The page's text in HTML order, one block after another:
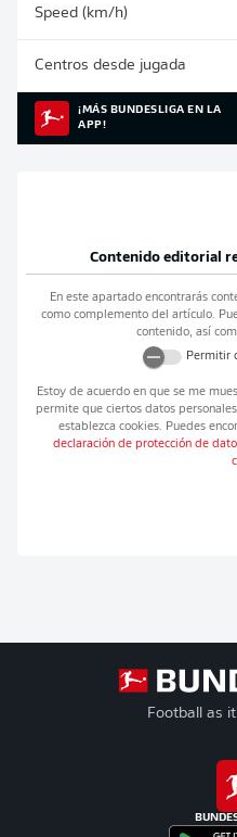
Speed (km/h)
Centros desde jugada
¡MÁS BUNDESLIGA EN LA
APP!
Contenido editorial
En este apartado encontrarás
como complemento del artículo.
contenido, así
Permitir
Estoy de acuerdo en que se me
permite que ciertos datos
establezca cookies. Puedes
declaración de protección de
Football as